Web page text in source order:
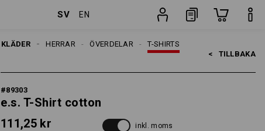
SV EN
KLÄDER T-SHIRTS
ÖVERDELAR
HERRAR
< TILLBAKA
#89303
e.s. T-Shirt cotton
111,25 kr
inkl. moms